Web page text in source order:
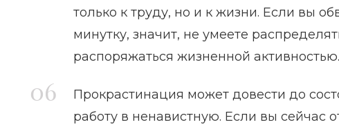
только к труду, но и к жизни. Если вы
минутку, значит, не умеете
распоряжаться жизненной активностью.
Прокрастинация может довести до
работу в ненавистную. Если вы сейчас